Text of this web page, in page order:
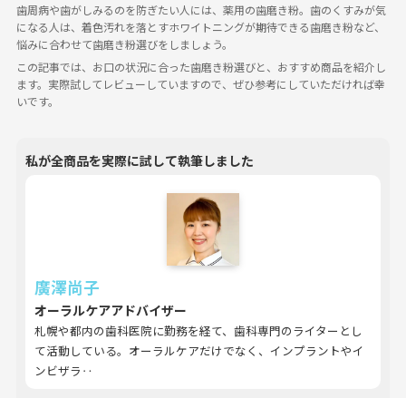
歯周病や歯がしみるのを防ぎたい人には、薬用の歯磨き粉。歯のくすみが気
になる人は、着色汚れを落とすホワイトニングが期待できる歯磨き粉など、
悩みに合わせて歯磨き粉選びをしましょう。
この記事では、お口の状況に合った歯磨き粉選びと、おすすめ商品を紹介し
ます。実際試してレビューしていますので、ぜひ参考にしていただければ幸
いです。
私が全商品を実際に試して執筆しました
廣澤尚子
オーラルケアアドバイザー
札幌や都内の歯科医院に勤務を経て、歯科専門のライターとし
て活動している。オーラルケアだけでなく、インプラントやイ
ンビザラ‥